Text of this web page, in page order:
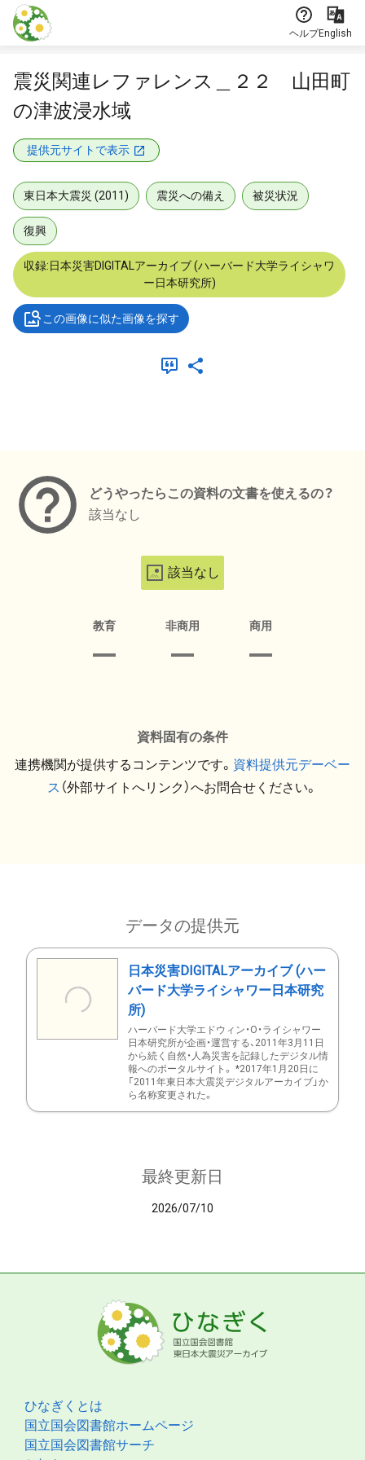
本文に飛ぶ
ヘルプEnglish
震災関連レファレンス＿２２ 山田町
の津波浸水域
提供元サイトで表示
東日本大震災 (2011) 震災への備え 被災状況
復興
収録:日本災害DIGITALアーカイブ (ハーバード大学ライシャワ
ー日本研究所)
この画像に似た画像を探す
どうやったらこの資料の文書を使えるの？
該当なし
該当なし
教育 非商用 商用
資料固有の条件
連携機関が提供するコンテンツです。 資料提供元デーベー
ス （外部サイトへリンク）へお問合せください。
データの提供元
日本災害DIGITALアーカイブ (ハー
バード大学ライシャワー日本研究
所)
ハーバード大学エドウィン・O・ライシャワー
日本研究所が企画・運営する、2011年3月11日
から続く自然・人為災害を記録したデジタル情
報へのポータルサイト。 *2017年1月20日に
「2011年東日本大震災デジタルアーカイブ」か
ら名称変更された。
最終更新日
2026/07/10
ひなぎくとは
国立国会図書館ホームページ
国立国会図書館サーチ